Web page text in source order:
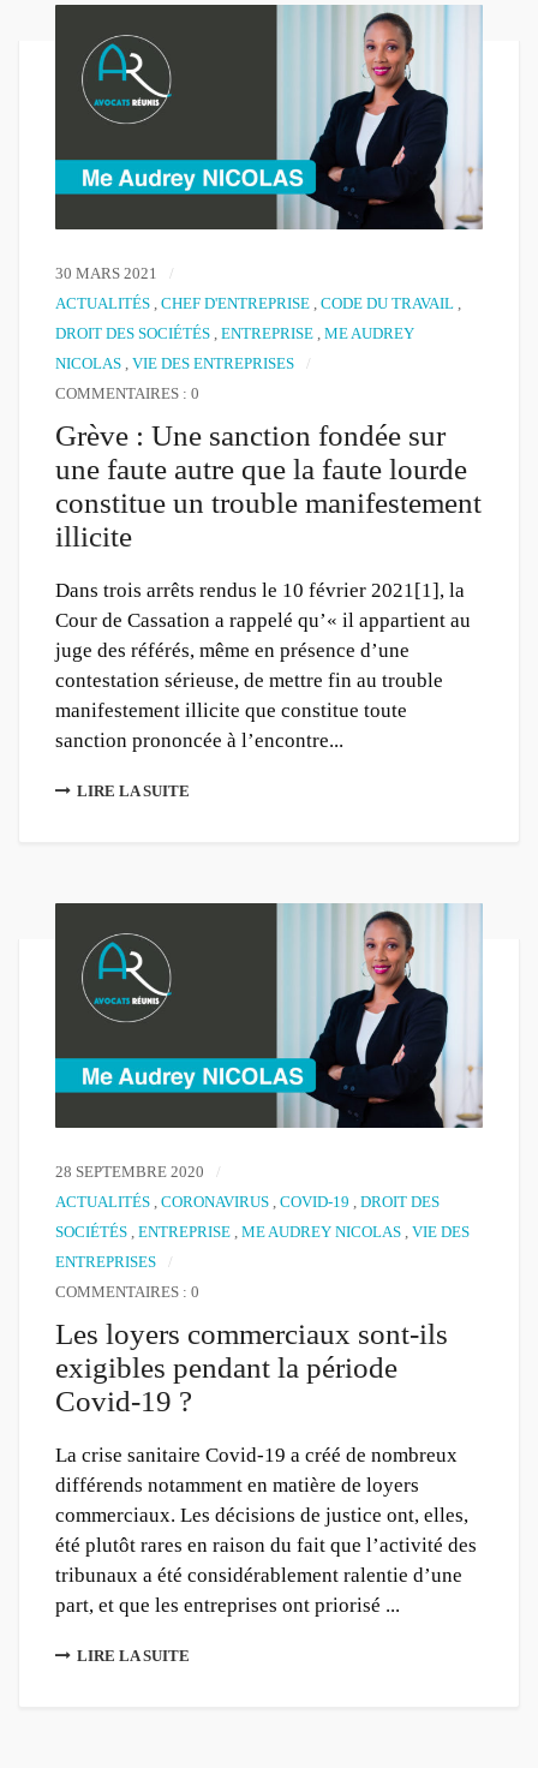
30 MARS 2021
ACTUALITÉS , CHEF D'ENTREPRISE , CODE DU TRAVAIL ,
DROIT DES SOCIÉTÉS , ENTREPRISE , ME AUDREY
NICOLAS , VIE DES ENTREPRISES
COMMENTAIRES : 0
Grève : Une sanction fondée sur
une faute autre que la faute lourde
constitue un trouble manifestement
illicite
Dans trois arrêts rendus le 10 février 2021[1], la
Cour de Cassation a rappelé qu’« il appartient au
juge des référés, même en présence d’une
contestation sérieuse, de mettre fin au trouble
manifestement illicite que constitue toute
sanction prononcée à l’encontre...
LIRE LA SUITE
28 SEPTEMBRE 2020
ACTUALITÉS , CORONAVIRUS , COVID-19 , DROIT DES
SOCIÉTÉS , ENTREPRISE , ME AUDREY NICOLAS , VIE DES
ENTREPRISES
COMMENTAIRES : 0
Les loyers commerciaux sont-ils
exigibles pendant la période
Covid-19 ?
La crise sanitaire Covid-19 a créé de nombreux
différends notamment en matière de loyers
commerciaux. Les décisions de justice ont, elles,
été plutôt rares en raison du fait que l’activité des
tribunaux a été considérablement ralentie d’une
part, et que les entreprises ont priorisé ...
LIRE LA SUITE